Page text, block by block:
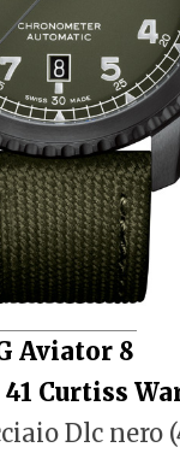
Aviator 8
Curtiss
Dlc nero